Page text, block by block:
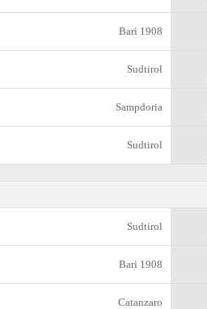
Bari 1908
Sudtirol
Sampdoria
Sudtirol
Sudtirol
Bari 1908
Catanzaro